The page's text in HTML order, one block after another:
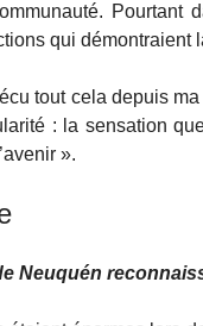
Pourtant
qui démontraient
tout cela depuis
: la sensation
».
Neuquén